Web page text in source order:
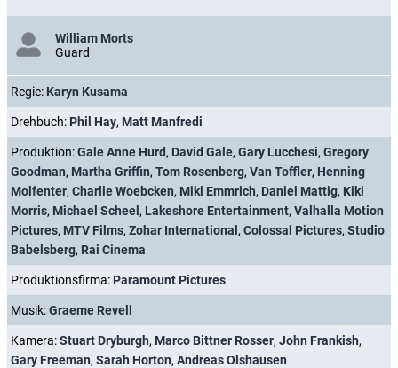
William Morts
Guard
Regie: Karyn Kusama
Drehbuch: Phil Hay, Matt Manfredi
Produktion:Gale Anne Hurd , David Gale, Gary Lucchesi, Gregory
Goodman, Martha Griffin, Tom Rosenberg, Van Toffler, Henning
Molfenter, Charlie Woebcken, Miki Emmrich, Daniel Mattig, Kiki
Morris, Michael Scheel , Lakeshore Entertainment, Valhalla Motion
Pictures, MTV Films, Zohar International , Colossal Pictures, Studio
Babelsberg, Rai Cinema
Produktionsfirma: Paramount Pictures
Musik:Graeme Revell
Kamera:Stuart Dryburgh, Marco Bittner Rosser, John Frankish,
Gary Freeman, Sarah Horton, Andreas Olshausen